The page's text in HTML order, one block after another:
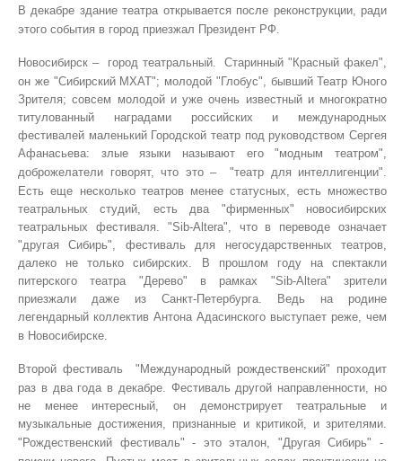
В декабре здание театра открывается после реконструкции, ради
этого события в город приезжал Президент РФ.
Новосибирск – город театральный.
Старинный "Красный факел",
он же "Сибирский МХАТ"; молодой "Глобус", бывший Театр Юного
Зрителя; совсем молодой и уже очень известный и многократно
титулованный наградами российских и международных
фестивалей маленький Городской театр под руководством Сергея
Афанасьева: злые языки называют его "модным театром",
доброжелатели говорят, что это –
"театр для интеллигенции".
Есть еще несколько театров менее статусных, есть множество
театральных студий, есть два "фирменных" новосибирских
театральных фестиваля. "Sib-Altera", что в переводе означает
"другая Сибирь", фестиваль для негосударственных театров,
далеко не только сибирских. В прошлом году на спектакли
питерского театра "Дерево" в рамках "Sib-Altera" зрители
приезжали даже из Санкт-Петербурга. Ведь на родине
легендарный коллектив Антона Адасинского выступает реже, чем
в Новосибирске.
Второй фестиваль
"Международный рождественский" проходит
раз в два года в декабре. Фестиваль другой направленности, но
не менее интересный, он демонстрирует театральные и
музыкальные достижения, признанные и критикой, и зрителями.
"Рождественский фестиваль" - это эталон, "Другая Сибирь" -